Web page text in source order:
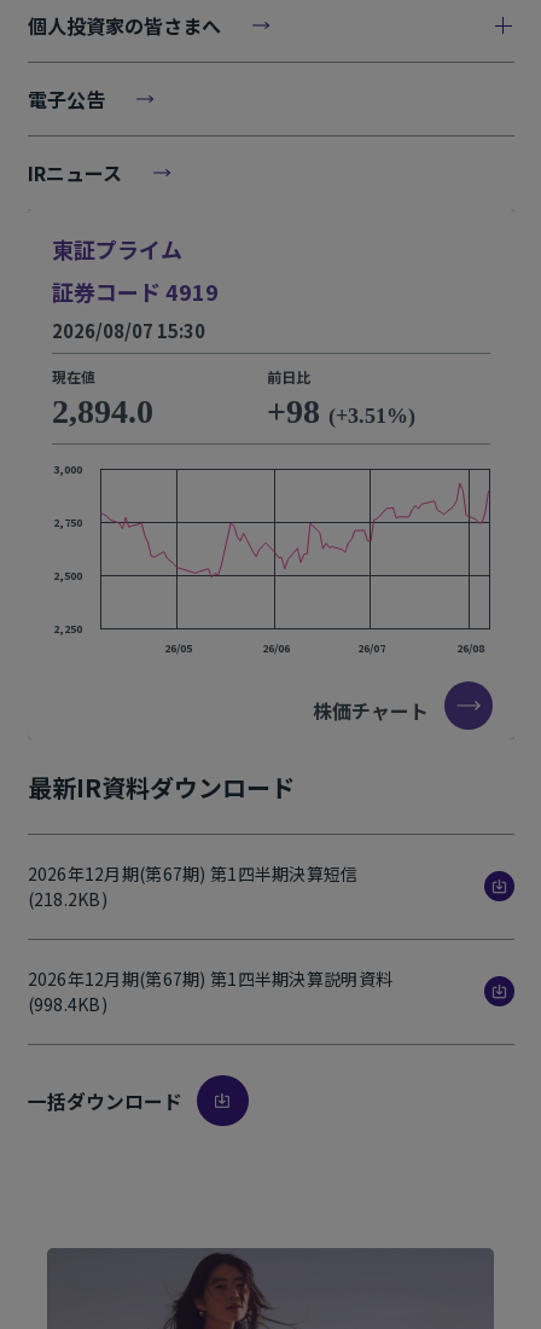
個人投資家の皆さまへ
電子公告
IRニュース
最新IR資料ダウンロード
2026年12月期(第67期) 第1四半期決算短信
(218.2KB)
2026年12月期(第67期) 第1四半期決算説明資料
(998.4KB)
一括ダウンロード